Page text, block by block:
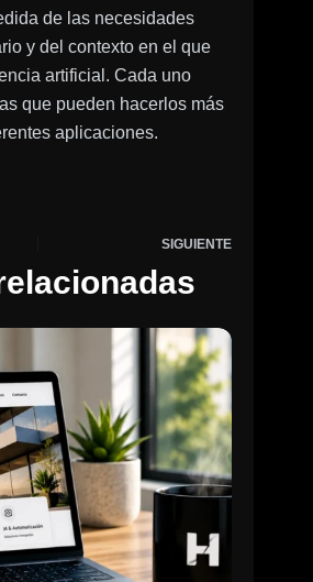
de las necesidades
y del contexto en el que
artificial. Cada uno
que pueden hacerlos más
aplicaciones.
SIGUIENTE